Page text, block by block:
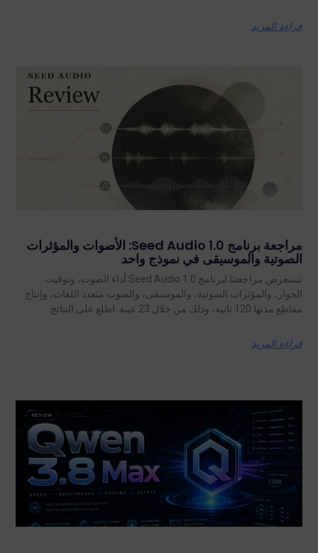
قراءة المزيد
مراجعة برنامج Seed Audio 1.0: الأصوات والمؤثرات
الصوتية والموسيقى في نموذج واحد
تستعرض مراجعتنا لبرنامج Seed Audio 1.0 أداء الصوت، وتوقيت
الحوار، والمؤثرات الصوتية، والموسيقى، والصوت متعدد اللغات، وإنتاج
مقاطع مدتها 120 ثانية، وذلك من خلال 23 عينة. اطلع على النتائج.
قراءة المزيد